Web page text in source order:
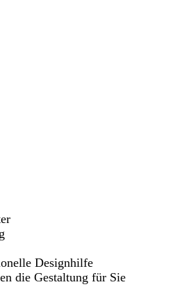
Designhilfe
die Gestaltung für Sie